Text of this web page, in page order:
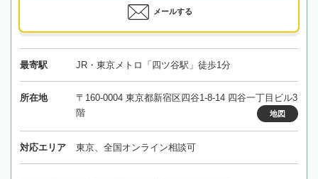
メールする
最寄駅 JR・東京メトロ「四ツ谷駅」徒歩1分
所在地
〒160-0004 東京都新宿区四谷1-8-14 四谷一丁目ビル3
階
地図
対応エリア 東京、全国オンライン相談可